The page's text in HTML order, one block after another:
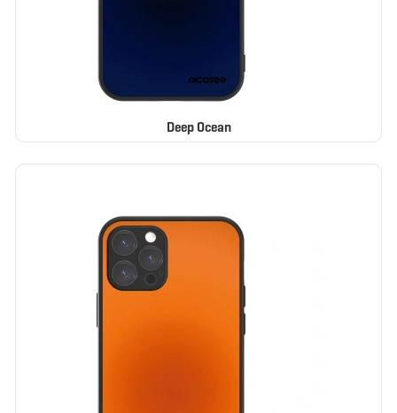
Deep Ocean